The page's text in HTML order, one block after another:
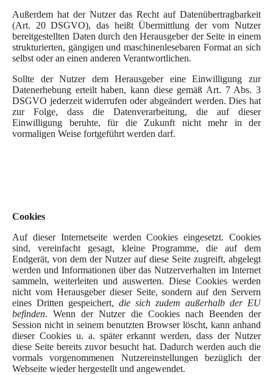
Außerdem hat der Nutzer das Recht auf Datenübertragbarkeit
(Art. 20 DSGVO), das heißt Übermittlung der vom Nutzer
bereitgestellten Daten durch den Herausgeber der Seite in einem
strukturierten, gängigen und maschinenlesebaren Format an sich
selbst oder an einen anderen Verantwortlichen.
Sollte der Nutzer dem Herausgeber eine Einwilligung zur
Datenerhebung erteilt haben, kann diese gemäß Art. 7 Abs. 3
DSGVO jederzeit widerrufen oder abgeändert werden. Dies hat
zur Folge, dass die Datenverarbeitung, die auf dieser
Einwilligung beruhte, für die Zukunft nicht mehr in der
vormaligen Weise fortgeführt werden darf.
Cookies
Auf dieser Internetseite werden Cookies eingesetzt. Cookies
sind, vereinfacht gesagt, kleine Programme, die auf dem
Endgerät, von dem der Nutzer auf diese Seite zugreift, abgelegt
werden und Informationen über das Nutzerverhalten im Internet
sammeln, weiterleiten und auswerten. Diese Cookies werden
nicht vom Herausgeber dieser Seite, sondern auf den Servern
eines Dritten gespeichert, die sich zudem außerhalb der EU
befinden. Wenn der Nutzer die Cookies nach Beenden der
Session nicht in seinem benutzten Browser löscht, kann anhand
dieser Cookies u. a. später erkannt werden, dass der Nutzer
diese Seite bereits zuvor besucht hat. Dadurch werden auch die
vormals vorgenommenen Nutzereinstellungen bezüglich der
Webseite wieder hergestellt und angewendet.